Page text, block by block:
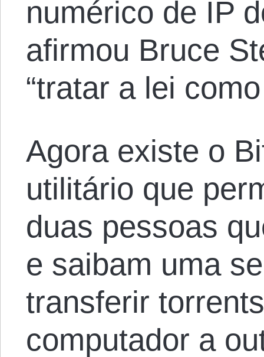
numérico de IP
afirmou Bruce
“tratar a lei
Agora existe o
utilitário que
duas pessoas
e saibam uma
transferir
computador a